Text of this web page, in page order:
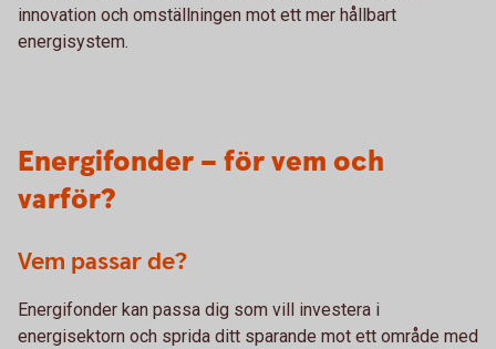
innovation och omställningen mot ett mer hållbart
energisystem.
Energifonder – för vem och
varför?
Vem passar de?
Energifonder kan passa dig som vill investera i
energisektorn och sprida ditt sparande mot ett område med